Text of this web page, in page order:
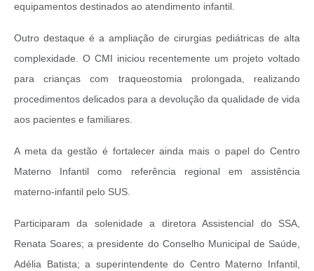
equipamentos destinados ao atendimento infantil.
Outro destaque é a ampliação de cirurgias pediátricas de alta
complexidade. O CMI iniciou recentemente um projeto voltado
para crianças com traqueostomia prolongada, realizando
procedimentos delicados para a devolução da qualidade de vida
aos pacientes e familiares.
A meta da gestão é fortalecer ainda mais o papel do Centro
Materno Infantil como referência regional em assistência
materno-infantil pelo SUS.
Participaram da solenidade a diretora Assistencial do SSA,
Renata Soares; a presidente do Conselho Municipal de Saúde,
Adélia Batista; a superintendente do Centro Materno Infantil,